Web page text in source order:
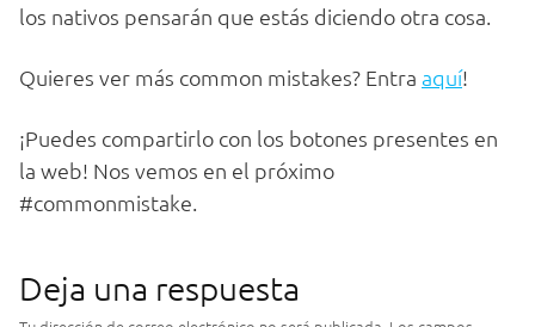
los nativos pensarán que estás diciendo otra cosa.
Quieres ver más common mistakes? Entra aquí!
¡Puedes compartirlo con los botones presentes en
la web! Nos vemos en el próximo
#commonmistake.
Deja una respuesta